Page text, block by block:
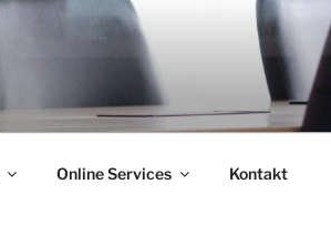
Online Services Kontakt